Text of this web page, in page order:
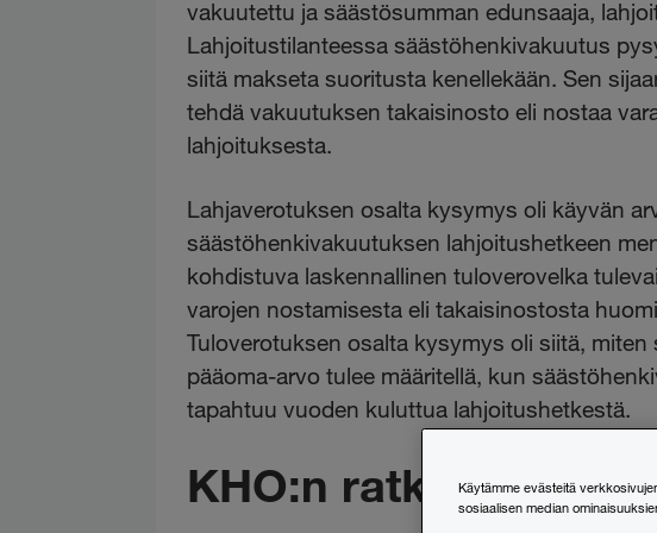
vakuutettu ja säästösumman edunsaaja,
Lahjoitustilanteessa säästöhenkivakuutus
siitä makseta suoritusta kenellekään. Sen
tehdä vakuutuksen takaisinosto eli nostaa
lahjoituksesta.
Lahjaverotuksen osalta kysymys oli käyvän
säästöhenkivakuutuksen lahjoitushetkeen
kohdistuva laskennallinen tuloverovelka
varojen nostamisesta eli takaisinostosta
Tuloverotuksen osalta kysymys oli siitä,
pääoma-arvo tulee määritellä, kun
tapahtuu vuoden kuluttua lahjoitushetkestä.
KHO:n ratkaisuKäytämme evästeitä
sosiaalisen median